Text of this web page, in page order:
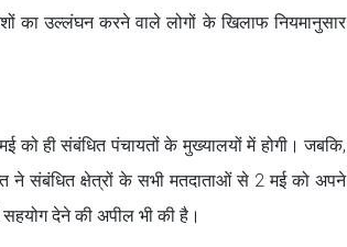
का उल्लंघन करने वाले लोगों के खिलाफ नियमानुसार
को ही संबंधित पंचायतों के मुख्यालयों में होगी। जबकि,
ने संबंधित क्षेत्रों के सभी मतदाताओं से 2 मई को अपने
सहयोग देने की अपील भी की है।